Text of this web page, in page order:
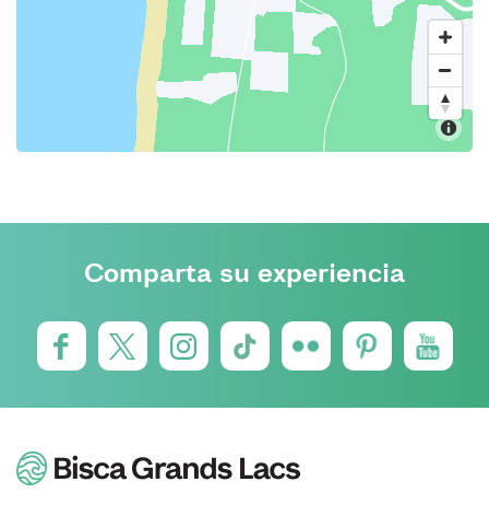
Comparta su experiencia